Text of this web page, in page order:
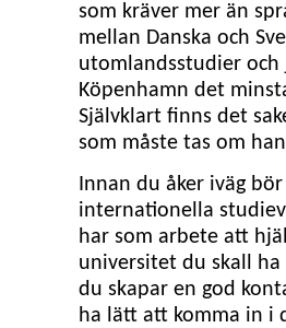
som kräver mer än
mellan Danska och
utomlandsstudier och
Köpenhamn det
Självklart finns det
som måste tas om
Innan du åker iväg
internationella
har som arbete att
universitet du skall
du skapar en god
ha lätt att komma in i